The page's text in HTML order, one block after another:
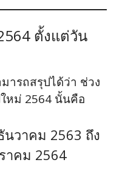
ตั้งแต่วัน
ารถสรุปได้ว่า ช่วง
หม่ 2564 นั้นคือ
วาคม 2563 ถึง
าคม 2564